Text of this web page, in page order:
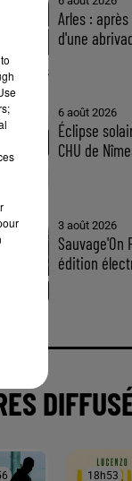
Arles :
d'une
6 août 2026
Éclipse
CHU de
3 août 2026
Sauvage'On
édition
18h53
18h53